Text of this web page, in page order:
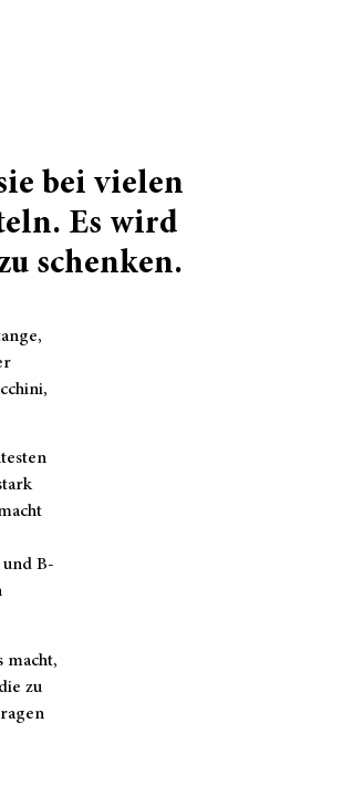
bei vielen
Es wird
schenken.
B-
macht,
zu